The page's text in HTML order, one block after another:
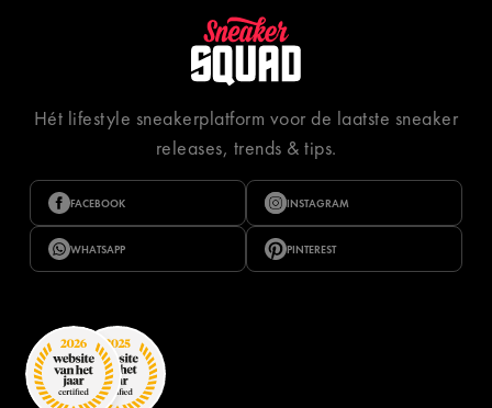
Hét lifestyle sneakerplatform voor de laatste sneaker
releases, trends & tips.
FACEBOOK INSTAGRAM
WHATSAPP PINTEREST